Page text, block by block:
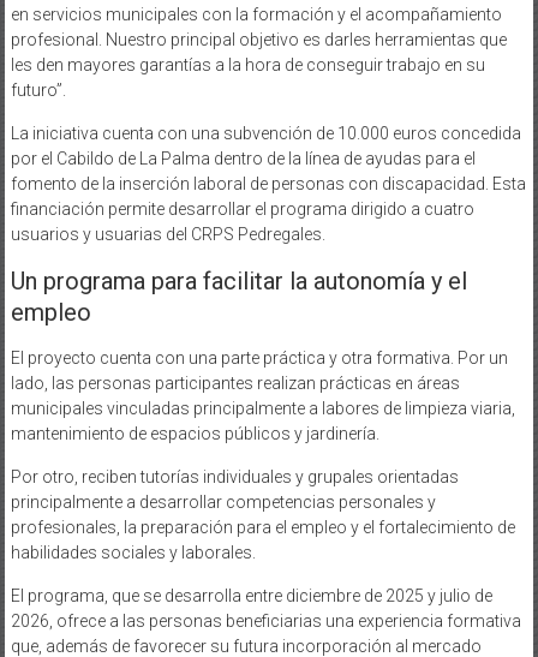
en servicios municipales con la formación y el acompañamiento
profesional. Nuestro principal objetivo es darles herramientas que
les den mayores garantías a la hora de conseguir trabajo en su
futuro”.
La iniciativa cuenta con una subvención de 10.000 euros concedida
por el Cabildo de La Palma dentro de la línea de ayudas para el
fomento de la inserción laboral de personas con discapacidad. Esta
financiación permite desarrollar el programa dirigido a cuatro
usuarios y usuarias del CRPS Pedregales.
Un programa para facilitar la autonomía y el
empleo
El proyecto cuenta con una parte práctica y otra formativa. Por un
lado, las personas participantes realizan prácticas en áreas
municipales vinculadas principalmente a labores de limpieza viaria,
mantenimiento de espacios públicos y jardinería.
Por otro, reciben tutorías individuales y grupales orientadas
principalmente a desarrollar competencias personales y
profesionales, la preparación para el empleo y el fortalecimiento de
habilidades sociales y laborales.
El programa, que se desarrolla entre diciembre de 2025 y julio de
2026, ofrece a las personas beneficiarias una experiencia formativa
que, además de favorecer su futura incorporación al mercado